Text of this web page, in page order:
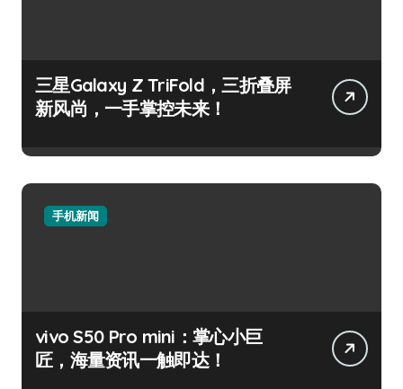
三星Galaxy Z TriFold，三折叠屏
新风尚，一手掌控未来！
手机新闻
vivo S50 Pro mini：掌心小巨
匠，海量资讯一触即达！